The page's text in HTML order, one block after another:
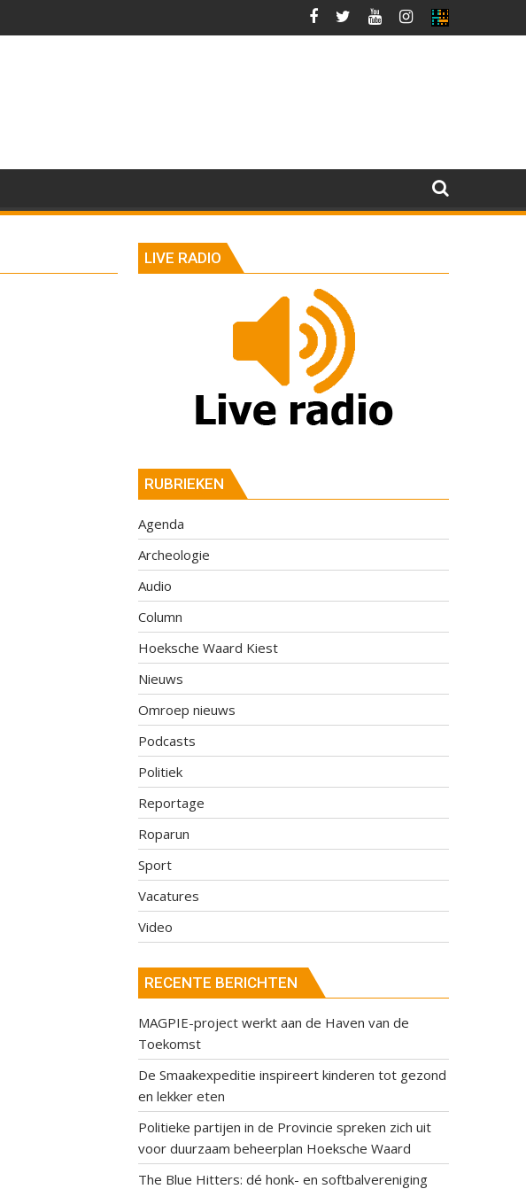
LIVE RADIO
RUBRIEKEN
Agenda
Archeologie
Audio
Column
Hoeksche Waard Kiest
Nieuws
Omroep nieuws
Podcasts
Politiek
Reportage
Roparun
Sport
Vacatures
Video
RECENTE BERICHTEN
MAGPIE-project werkt aan de Haven van de
Toekomst
De Smaakexpeditie inspireert kinderen tot gezond
en lekker eten
Politieke partijen in de Provincie spreken zich uit
voor duurzaam beheerplan Hoeksche Waard
The Blue Hitters: dé honk- en softbalvereniging